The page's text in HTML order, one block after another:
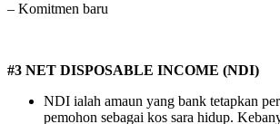
– Komitmen baru
#3 NET DISPOSABLE INCOME (NDI)
NDI ialah amaun yang bank tetapkan
pemohon sebagai kos sara hidup.